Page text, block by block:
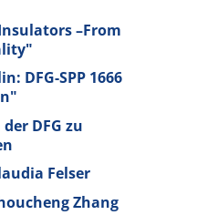
–From
DFG-SPP 1666
DFG zu
Felser
Zhang